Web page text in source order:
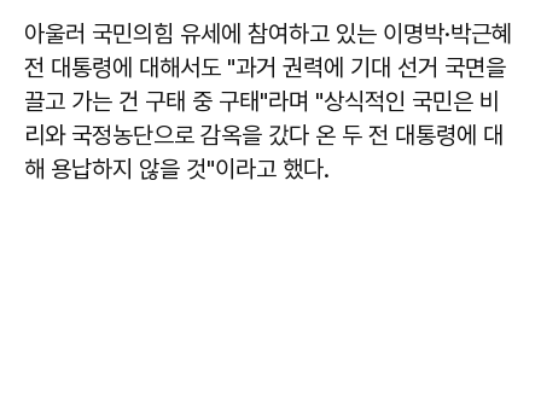
아울러 국민의힘 유세에 참여하고 있는 이명박·박근혜
전 대통령에 대해서도 "과거 권력에 기대 선거 국면을
끌고 가는 건 구태 중 구태"라며 "상식적인 국민은 비
리와 국정농단으로 감옥을 갔다 온 두 전 대통령에 대
해 용납하지 않을 것"이라고 했다.